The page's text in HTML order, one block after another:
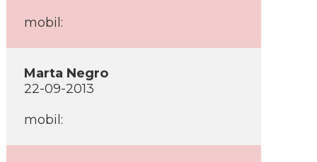
mobil:
Marta Negro
22-09-2013
mobil: